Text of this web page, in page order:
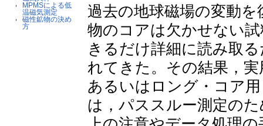
MPMSによる低
温磁気測定
磁性鉱物の決め
方
過去の地球磁場の変動
物のコアは欠かせない
きるだけ詳細に読み取
れてきた。その結果，
あるいはロング・コア
は，パススルー測定の